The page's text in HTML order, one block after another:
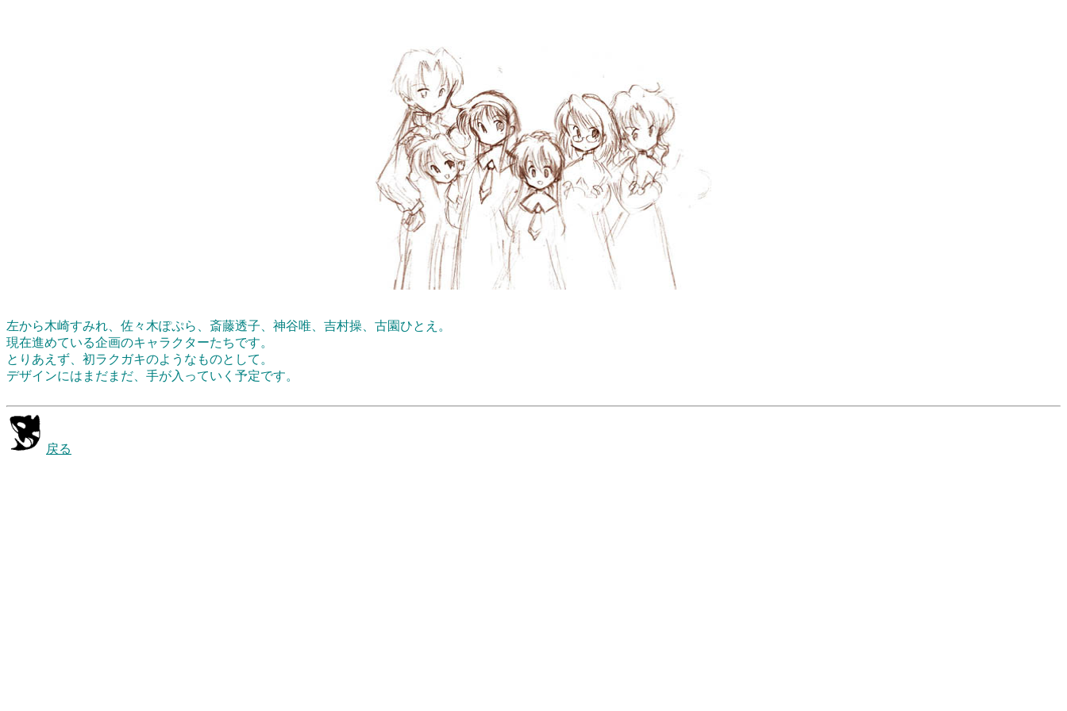
左から木崎すみれ、佐々木ぽぷら、斎藤透子、神谷唯、吉村操、古園ひとえ。
現在進めている企画のキャラクターたちです。
とりあえず、初ラクガキのようなものとして。
デザインにはまだまだ、手が入っていく予定です。
戻る